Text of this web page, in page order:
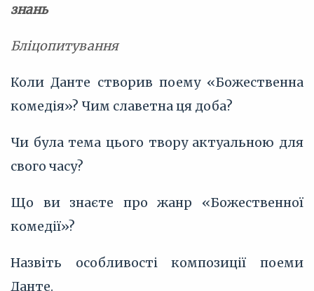
знань
Бліцопитування
Коли Данте створив поему «Божественна
комедія»? Чим славетна ця доба?
Чи була тема цього твору актуальною для
свого часу?
Що ви знаєте про жанр «Божественної
комедії»?
Назвіть особливості композиції поеми
Данте.